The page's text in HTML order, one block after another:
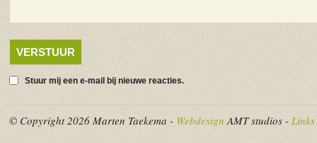
Stuur mij een e-mail bij nieuwe reacties.
© Copyright 2026 Marten Taekema - Webdesign AMT studios - Links